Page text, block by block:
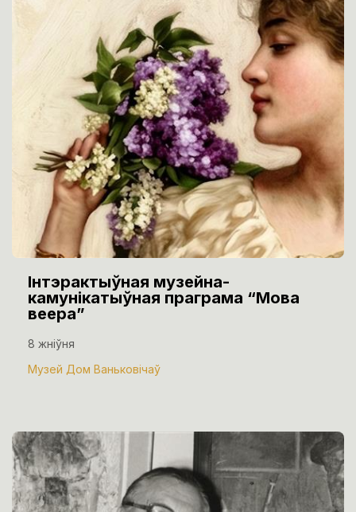
Інтэрактыўная музейна-
камунікатыўная праграма “Мова
веера”
8 жніўня
Музей Дом Ваньковічаў